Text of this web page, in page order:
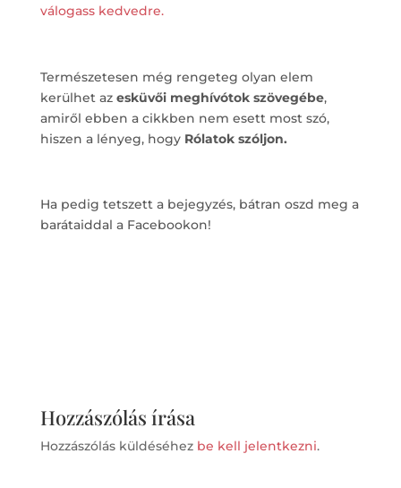
válogass kedvedre.
Természetesen még rengeteg olyan elem
kerülhet az esküvői meghívótok szövegébe,
amiről ebben a cikkben nem esett most szó,
hiszen a lényeg, hogy Rólatok szóljon.
Ha pedig tetszett a bejegyzés, bátran oszd meg a
barátaiddal a Facebookon!
Hozzászólás írása
Hozzászólás küldéséhez be kell jelentkezni.